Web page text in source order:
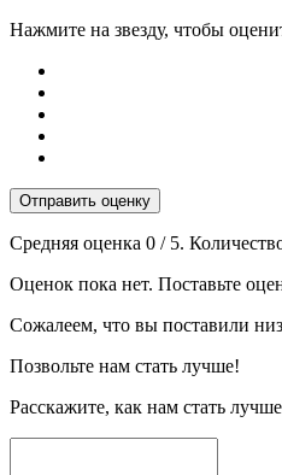
Нажмите на звезду, чтобы
Отправить оценку
Средняя оценка 0 / 5.
Оценок пока нет. Поставьте
Сожалеем, что вы поставили
Позвольте нам стать лучше!
Расскажите, как нам стать